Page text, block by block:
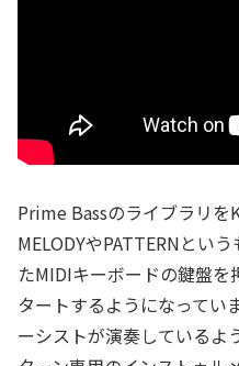
Prime Bassのライブラリを
MELODYやPATTERNとい
たMIDIキーボードの鍵盤
タートするようになってい
ーシストが演奏しているよ